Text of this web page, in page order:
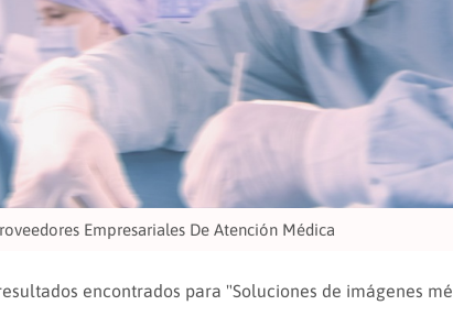
Empresariales De Atención Médica
encontrados para "Soluciones de imágenes